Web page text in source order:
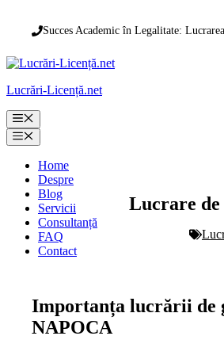
conținut
Succes Academic în Legalitate:
Lucrări-Licență.net
Meniu
Meniu
Home
Despre
Blog
Servicii
Consultanță
FAQ
Contact
Lucrare
Importanța lucrării de
NAPOCA